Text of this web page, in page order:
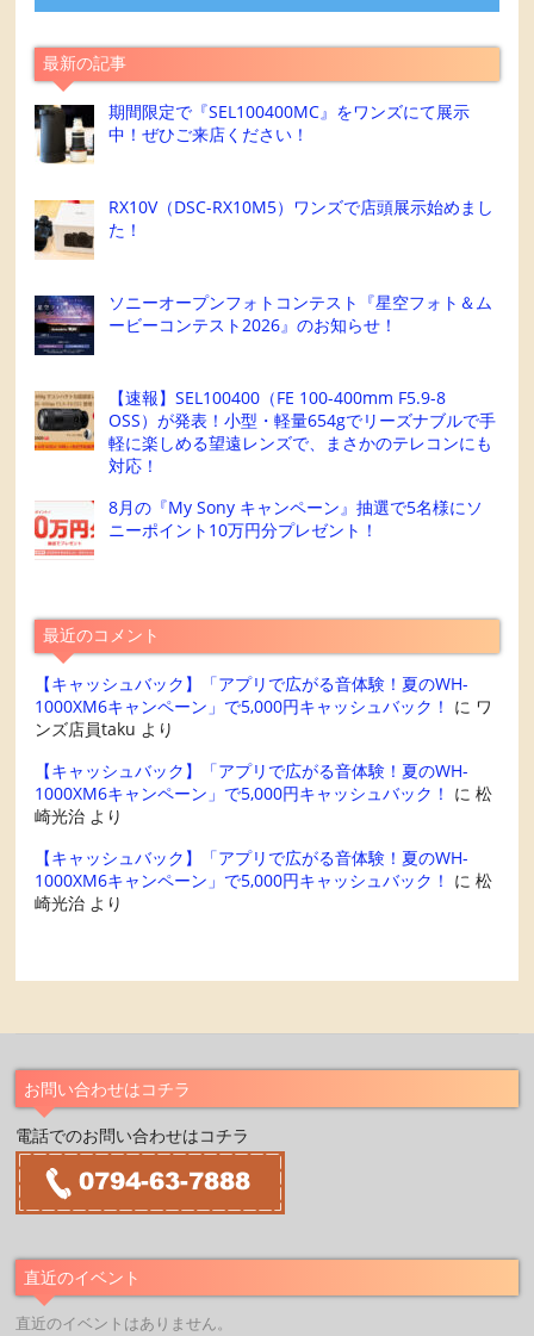
最新の記事
期間限定で『SEL100400MC』をワンズにて展示
中！ぜひご来店ください！
RX10V（DSC-RX10M5）ワンズで店頭展示始めまし
た！
ソニーオープンフォトコンテスト『星空フォト＆ム
ービーコンテスト2026』のお知らせ！
【速報】SEL100400（FE 100-400mm F5.9-8
OSS）が発表！小型・軽量654gでリーズナブルで手
軽に楽しめる望遠レンズで、まさかのテレコンにも
対応！
8月の『My Sony キャンペーン』抽選で5名様にソ
ニーポイント10万円分プレゼント！
最近のコメント
【キャッシュバック】「アプリで広がる音体験！夏のWH-
1000XM6キャンペーン」で5,000円キャッシュバック！ に ワ
ンズ店員taku より
【キャッシュバック】「アプリで広がる音体験！夏のWH-
1000XM6キャンペーン」で5,000円キャッシュバック！ に松
崎光治 より
【キャッシュバック】「アプリで広がる音体験！夏のWH-
1000XM6キャンペーン」で5,000円キャッシュバック！ に松
崎光治 より
お問い合わせはコチラ
電話でのお問い合わせはコチラ
直近のイベント
直近のイベントはありません。